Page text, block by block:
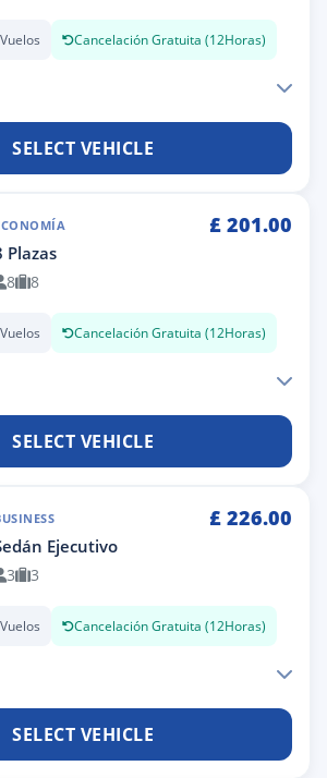
Cancelación Gratuita (12Horas)
SELECT VEHICLE
£ 201.00
Plazas
8 8
Cancelación Gratuita (12Horas)
SELECT VEHICLE
£ 226.00
Ejecutivo
3 3
Cancelación Gratuita (12Horas)
SELECT VEHICLE